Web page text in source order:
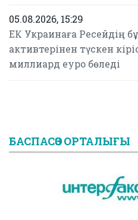
05.08.2026, 15:29
ЕК Украинаға Ресейдің
активтерінен түскен
миллиард еуро бөледі
БАСПАСӨЗ ОРТАЛЫҒЫ